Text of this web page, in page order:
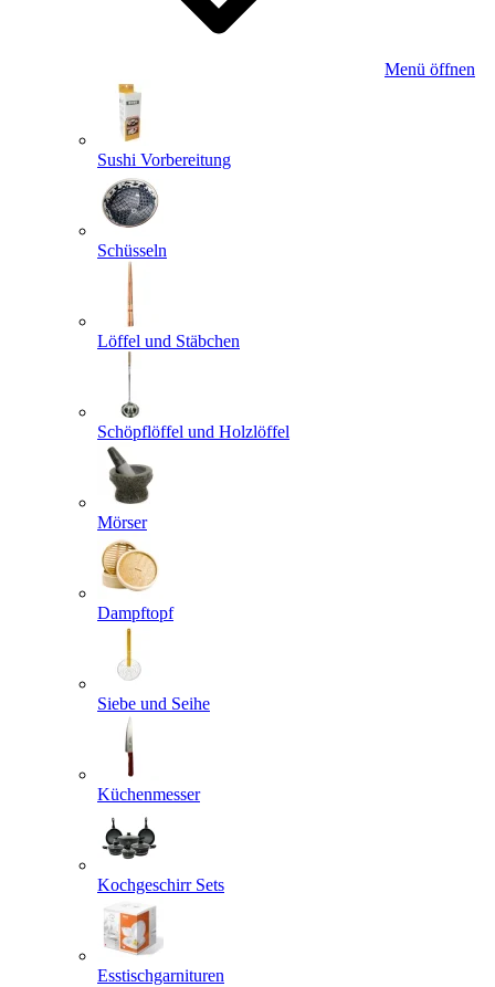
Menü öffnen
Sushi Vorbereitung
Schüsseln
Löffel und Stäbchen
Schöpflöffel und Holzlöffel
Mörser
Dampftopf
Siebe und Seihe
Küchenmesser
Kochgeschirr Sets
Esstischgarnituren